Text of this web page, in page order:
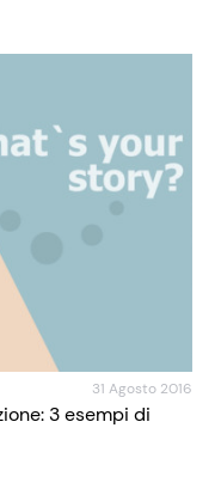
31 Agosto 2016
3 esempi di